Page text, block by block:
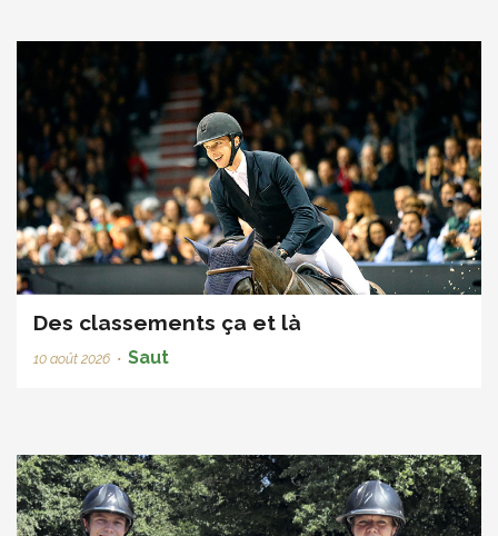
Des classements ça et là
10 août 2026 • Saut